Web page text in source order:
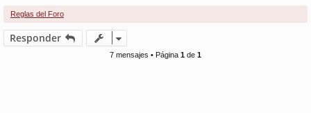
Reglas del Foro
Responder
7 mensajes • Página 1 de 1